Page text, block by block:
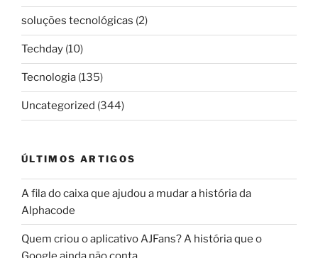
soluções tecnológicas (2)
Techday (10)
Tecnologia (135)
Uncategorized (344)
ÚLTIMOS ARTIGOS
A fila do caixa que ajudou a mudar a história da
Alphacode
Quem criou o aplicativo AJFans? A história que o